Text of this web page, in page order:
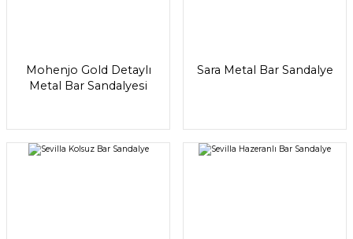
Mohenjo Gold Detaylı
Metal Bar Sandalyesi
Sara Metal Bar Sandalye